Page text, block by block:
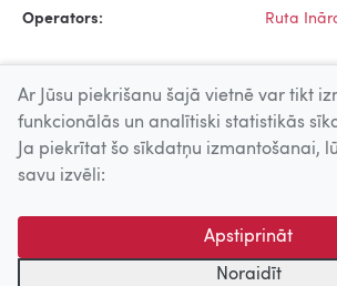
Operators: Ruta
© 2026 Nacionālais Kino centrs, Kultūras
centrs. Sadarbības partneris: Latvijas Valsts
kinofotofonodokumentu arhīvs.
Ar Jūsu piekrišanu šajā vietnē var tikt
funkcionālās un analītiski statistikās
Ja piekrītat šo sīkdatņu izmantošanai,
savu izvēli:
Apstiprināt
Noraidīt